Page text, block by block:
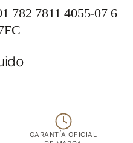
782 7811 4055-07 6
GARANTÍA OFICIAL